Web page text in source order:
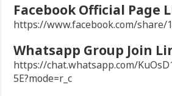
Facebook Official Page
https://www.facebook.com/share/
Whatsapp Group Join
https://chat.whatsapp.com/
5E?mode=r_c